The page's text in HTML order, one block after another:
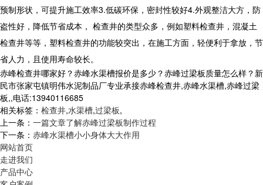
预制形状，可提升施工效率3.低碳环保，密封性较好4.外观整洁大方，防
盗性好，降低节省成本， 检查井的类型众多，例如塑料检查井，混凝土
检查井等等，塑料检查井的功能较突出，在施工方面，轻便利于拿放，节
省人力，且使用寿命较长。
赤峰检查井哪家好？赤峰水渠槽报价是多少？赤峰过梁板质量怎么样？新
民市张家屯镇明伟水泥制品厂专业承接赤峰检查井,赤峰水渠槽,赤峰过梁
板,,电话:13940116685
相关标签： 检查井,水渠槽,过梁板,
上一条： 一篇文章了解赤峰过梁板制作过程
下一条： 赤峰水渠槽小小身体大大作用
网站首页
走进我们
产品中心